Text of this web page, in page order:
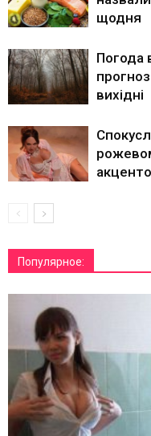
щодня
Погода
вихідні
Популярное: